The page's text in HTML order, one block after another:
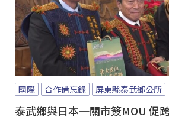
國際 合作備忘錄 屏東縣泰武鄉公所
泰武鄉與日本一關市簽MOU 促